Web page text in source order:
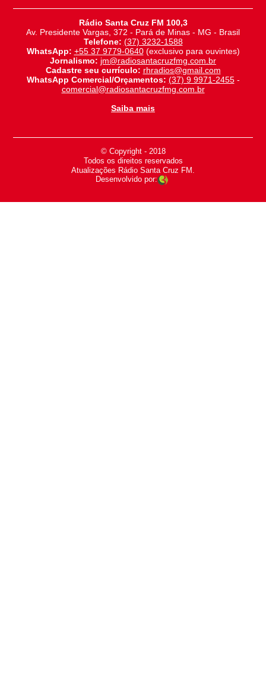
Rádio Santa Cruz FM 100,3
Av. Presidente Vargas, 372 - Pará de Minas - MG - Brasil
Telefone: (37) 3232-1588
WhatsApp: +55 37 9779-0640(exclusivo para ouvintes)
Jornalismo: jm@radiosantacruzfmg.com.br
Cadastre seu currículo: rhradios@gmail.com
WhatsApp Comercial/Orçamentos: (37) 9 9971-2455-
comercial@radiosantacruzfmg.com.br
Saiba mais
© Copyright - 2018
-
Todos os direitos reservados
-
Atualizações Rádio Santa Cruz FM.
Desenvolvido por: